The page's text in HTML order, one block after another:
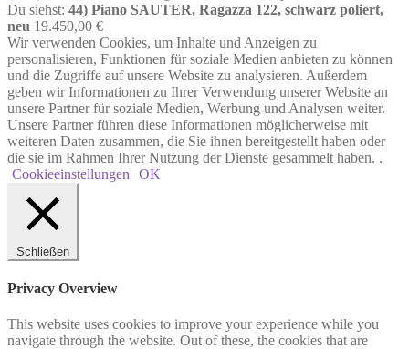
Du siehst: 44) Piano SAUTER, Ragazza 122, schwarz poliert,
neu 19.450,00 €
Wir verwenden Cookies, um Inhalte und Anzeigen zu
personalisieren, Funktionen für soziale Medien anbieten zu können
und die Zugriffe auf unsere Website zu analysieren. Außerdem
geben wir Informationen zu Ihrer Verwendung unserer Website an
unsere Partner für soziale Medien, Werbung und Analysen weiter.
Unsere Partner führen diese Informationen möglicherweise mit
weiteren Daten zusammen, die Sie ihnen bereitgestellt haben oder
die sie im Rahmen Ihrer Nutzung der Dienste gesammelt haben. .
Cookieeinstellungen
OK
Schließen
Privacy Overview
This website uses cookies to improve your experience while you
navigate through the website. Out of these, the cookies that are